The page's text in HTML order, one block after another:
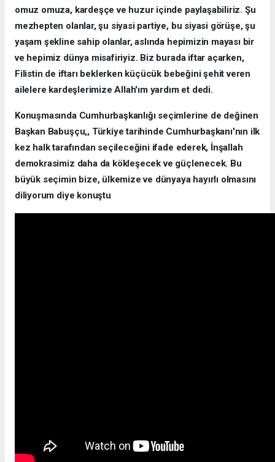
omuz omuza, kardeşçe ve huzur içinde paylaşabiliriz. Şu
mezhepten olanlar, şu siyasi partiye, bu siyasi görüşe, şu
yaşam şekline sahip olanlar, aslında hepimizin mayası bir
ve hepimiz dünya misafiriyiz. Biz burada iftar açarken,
Filistin de iftarı beklerken küçücük bebeğini şehit veren
ailelere kardeşlerimize Allah'ım yardım et dedi.
Konuşmasında Cumhurbaşkanlığı seçimlerine de değinen
Başkan Babuşçu,, Türkiye tarihinde Cumhurbaşkanı'nın ilk
kez halk tarafından seçileceğini ifade ederek, İnşallah
demokrasimiz daha da kökleşecek ve güçlenecek. Bu
büyük seçimin bize, ülkemize ve dünyaya hayırlı olmasını
diliyorum diye konuştu